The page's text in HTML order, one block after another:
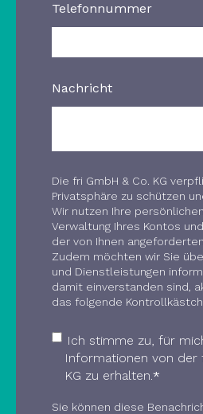
Telefonnummer
Nachricht
Die fri GmbH & Co. KG
Privatsphäre zu schützen
Wir nutzen Ihre
Verwaltung Ihres Kontos
der von Ihnen
Zudem möchten wir Sie
und Dienstleistungen
damit einverstanden sind,
das folgende
Ich stimme zu, für
Informationen von der fri GmbH & Co.
KG zu erhalten.*
Sie können diese